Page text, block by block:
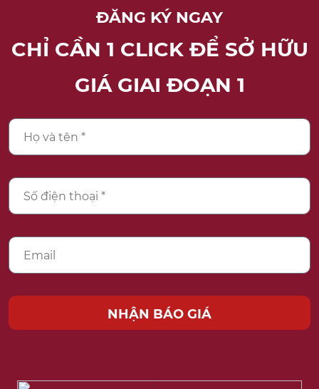
ĐĂNG KÝ NGAY
CHỈ CẦN 1 CLICK ĐỂ SỞ HỮU
GIÁ GIAI ĐOẠN 1
NHẬN BÁO GIÁ